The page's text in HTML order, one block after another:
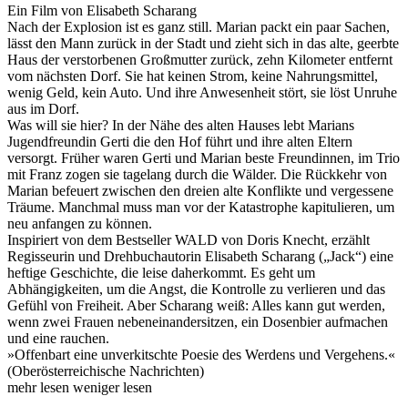
Ein Film von Elisabeth Scharang
Nach der Explosion ist es ganz still. Marian packt ein paar Sachen,
lässt den Mann zurück in der Stadt und zieht sich in das alte, geerbte
Haus der verstorbenen Großmutter zurück, zehn Kilometer entfernt
vom nächsten Dorf. Sie hat keinen Strom, keine Nahrungsmittel,
wenig Geld, kein Auto. Und ihre Anwesenheit stört, sie löst Unruhe
aus im Dorf.
Was will sie hier? In der Nähe des alten Hauses lebt Marians
Jugendfreundin Gerti die den Hof führt und ihre alten Eltern
versorgt. Früher waren Gerti und Marian beste Freundinnen, im Trio
mit Franz zogen sie tagelang durch die Wälder. Die Rückkehr von
Marian befeuert zwischen den dreien alte Konflikte und vergessene
Träume. Manchmal muss man vor der Katastrophe kapitulieren, um
neu anfangen zu können.
Inspiriert von dem Bestseller WALD von Doris Knecht, erzählt
Regisseurin und Drehbuchautorin Elisabeth Scharang („Jack“) eine
heftige Geschichte, die leise daherkommt. Es geht um
Abhängigkeiten, um die Angst, die Kontrolle zu verlieren und das
Gefühl von Freiheit. Aber Scharang weiß: Alles kann gut werden,
wenn zwei Frauen nebeneinandersitzen, ein Dosenbier aufmachen
und eine rauchen.
»Offenbart eine unverkitschte Poesie des Werdens und Vergehens.«
(Oberösterreichische Nachrichten)
mehr lesen weniger lesen